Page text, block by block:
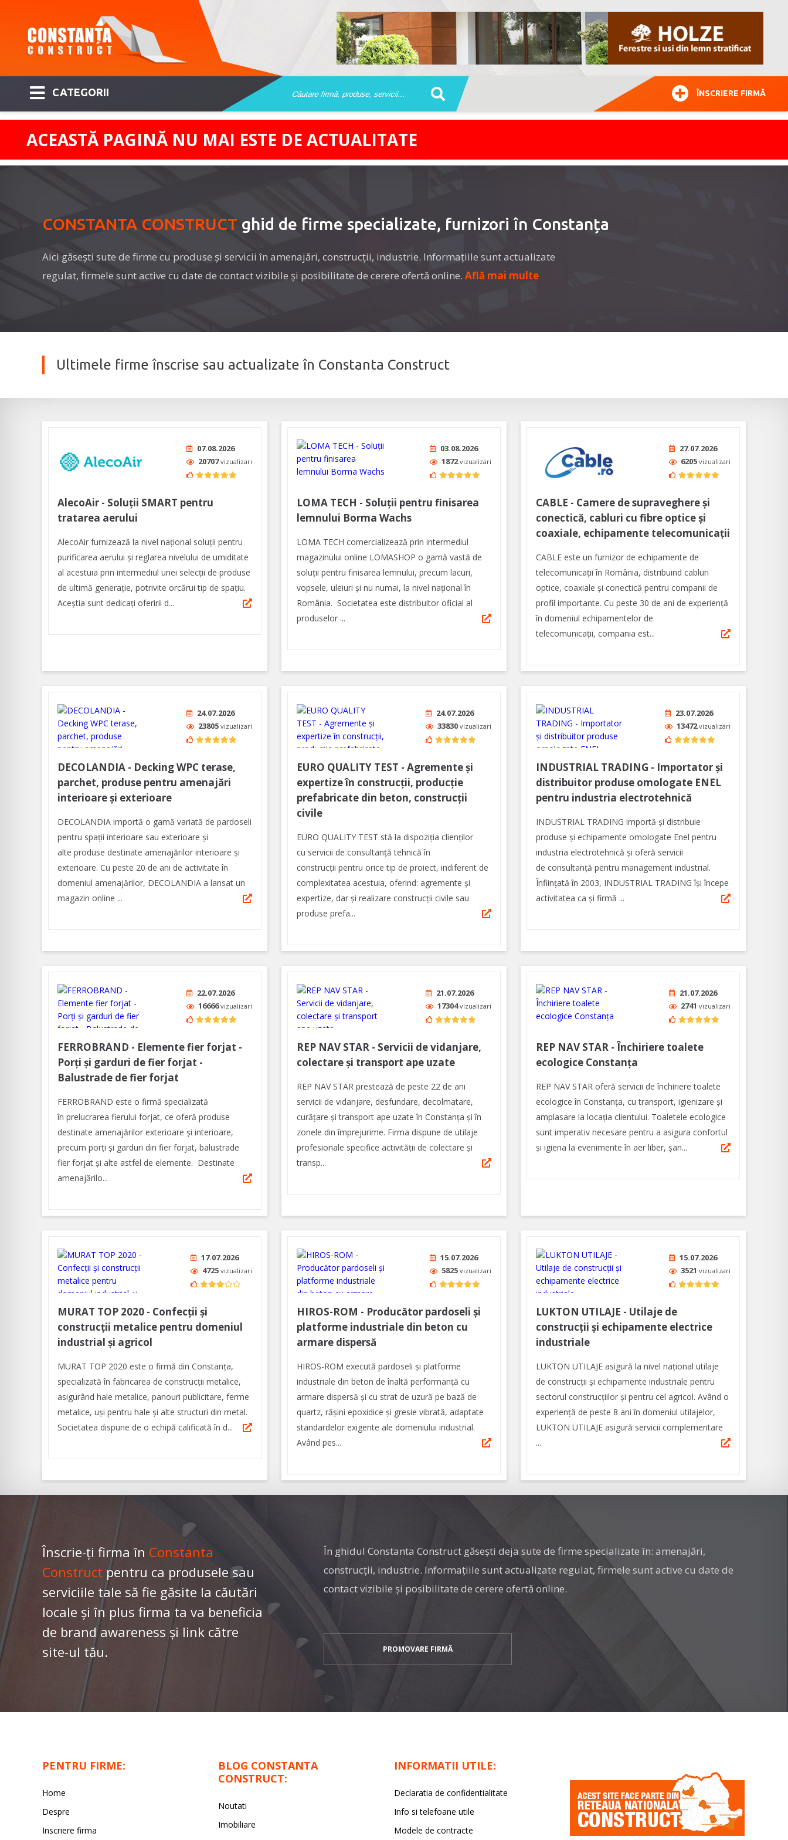
CATEGORII ÎNSCRIERE FIRMĂ
ACEASTĂ PAGINĂ NU MAI ESTE DE ACTUALITATE
CONSTANTA CONSTRUCT ghid de firme specializate, furnizori în Constanța
Aici găseşti sute de firme cu produse şi servicii în amenajări, construcţii, industrie. Informaţiile sunt actualizate
regulat, firmele sunt active cu date de contact vizibile şi posibilitate de cerere ofertă online. Află mai multe
Ultimele firme înscrise sau actualizate în Constanta Construct
07.08.2026
20707vizualizari
AlecoAir - Soluții SMART pentru
tratarea aerului
AlecoAir furnizează la nivel național soluții pentru
purificarea aerului și reglarea nivelului de umiditate
al acestuia prin intermediul unei selecţii de produse
de ultimă generaţie, potrivite orcărui tip de spaţiu.
Aceștia sunt dedicați oferirii d...
03.08.2026
1872vizualizari
LOMA TECH - Soluții pentru finisarea
lemnului Borma Wachs
LOMA TECH comercializează prin intermediul
magazinului online LOMASHOP o gamă vastă de
soluții pentru finisarea lemnului, precum lacuri,
vopsele, uleiuri și nu numai, la nivel național în
România. Societatea este distribuitor oficial al
produselor ...
27.07.2026
6205 vizualizari
CABLE - Camere de supraveghere și
conectică, cabluri cu fibre optice şi
coaxiale, echipamente telecomunicații
CABLE este un furnizor de echipamente de
telecomunicații în România, distribuind cabluri
optice, coaxiale şi conectică pentru companii de
profil importante. Cu peste 30 de ani de experiență
în domeniul echipamentelor de
telecomunicaţii, compania est...
24.07.2026
23805 vizualizari
DECOLANDIA - Decking WPC terase,
parchet, produse pentru amenajări
interioare și exterioare
DECOLANDIA importă o gamă variată de pardoseli
pentru spații interioare sau exterioare și
alte produse destinate amenajărilor interioare și
exterioare. Cu peste 20 de ani de activitate în
domeniul amenajărilor, DECOLANDIA a lansat un
magazin online ...
24.07.2026
33830 vizualizari
EURO QUALITY TEST - Agremente și
expertize în construcții, producție
prefabricate din beton, construcții
civile
EURO QUALITY TEST stă la dispoziția clienților
cu servicii de consultanță tehnică în
construcții pentru orice tip de proiect, indiferent de
complexitatea acestuia, oferind: agremente și
expertize, dar şi realizare construcții civile sau
produse prefa...
23.07.2026
13472vizualizari
INDUSTRIAL TRADING - Importator și
distribuitor produse omologate ENEL
pentru industria electrotehnică
INDUSTRIAL TRADING importă și distribuie
produse și echipamente omologate Enel pentru
industria electrotehnică și oferă servicii
de consultanță pentru management industrial.
Înfiinţată în 2003, INDUSTRIAL TRADING îşi începe
activitatea ca şi firmă ...
22.07.2026
16666vizualizari
FERROBRAND - Elemente fier forjat -
Porți și garduri de fier forjat -
Balustrade de fier forjat
FERROBRAND este o firmă specializată
în prelucrarea fierului forjat, ce oferă produse
destinate amenajărilor exterioare şi interioare,
precum porți și garduri din fier forjat, balustrade
fier forjat și alte astfel de elemente. Destinate
amenajărilo...
21.07.2026
17304vizualizari
REP NAV STAR - Servicii de vidanjare,
colectare și transport ape uzate
REP NAV STAR prestează de peste 22 de ani
servicii de vidanjare, desfundare, decolmatare,
curățare și transport ape uzate în Constanţa şi în
zonele din împrejurime. Firma dispune de utilaje
profesionale specifice activității de colectare și
transp...
21.07.2026
2741 vizualizari
REP NAV STAR - Închiriere toalete
ecologice Constanța
REP NAV STAR oferă servicii de închiriere toalete
ecologice în Constanţa, cu transport, igienizare şi
amplasare la locația clientului. Toaletele ecologice
sunt imperativ necesare pentru a asigura confortul
și igiena la evenimente în aer liber, șan...
17.07.2026
4725 vizualizari
MURAT TOP 2020 - Confecții și
construcții metalice pentru domeniul
industrial și agricol
MURAT TOP 2020 este o firmă din Constanța,
specializată în fabricarea de construcții metalice,
asigurând hale metalice, panouri publicitare, ferme
metalice, uși pentru hale și alte structuri din metal.
Societatea dispune de o echipă calificată în d...
15.07.2026
5825 vizualizari
HIROS-ROM - Producător pardoseli și
platforme industriale din beton cu
armare dispersă
HIROS-ROM execută pardoseli şi platforme
industriale din beton de înaltă performanţă cu
armare dispersă și cu strat de uzură pe bază de
quartz, rășini epoxidice și gresie vibrată, adaptate
standardelor exigente ale domeniului industrial.
Având pes...
15.07.2026
3521 vizualizari
LUKTON UTILAJE - Utilaje de
construcții și echipamente electrice
industriale
LUKTON UTILAJE asigură la nivel național utilaje
de construcții și echipamente industriale pentru
sectorul construcțiilor și pentru cel agricol. Având o
experiență de peste 8 ani în domeniul utilajelor,
LUKTON UTILAJE asigură servicii complementare
...
Înscrie-ți firma în Constanta
Construct pentru ca produsele sau
serviciile tale să fie găsite la căutări
locale și în plus firma ta va beneficia
de brand awareness și link către
site-ul tău.
În ghidul Constanta Construct găseşti deja sute de firme specializate în: amenajări,
construcţii, industrie. Informaţiile sunt actualizate regulat, firmele sunt active cu date de
contact vizibile şi posibilitate de cerere ofertă online.
PROMOVARE FIRMĂ
PENTRU FIRME:
Home
Despre
Inscriere firma
BLOG CONSTANTA
CONSTRUCT:
Noutati
Imobiliare
INFORMATII UTILE:
Declaratia de confidentialitate
Info si telefoane utile
Modele de contracte